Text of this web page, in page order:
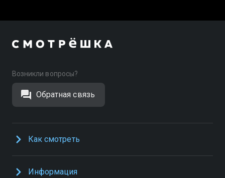
Возникли вопросы?
Обратная связь
Как смотреть
Информация